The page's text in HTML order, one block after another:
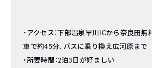
・アクセス：下部温泉早川ICから奈良田無
車で約45分、バスに乗り換え広河原まで
・所要時間：2泊3日が好ましい